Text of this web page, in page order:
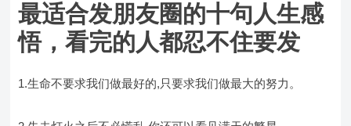
最适合发朋友圈的十句人生感
悟，看完的人都忍不住要发
1.生命不要求我们做最好的,只要求我们做最大的努力。